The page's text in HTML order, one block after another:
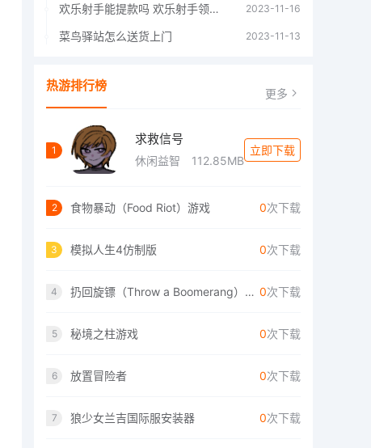
欢乐射手能提款吗 欢乐射手领红包是真的吗 2023-11-16
菜鸟驿站怎么送货上门 2023-11-13
热游排行榜 更多
1
求救信号
休闲益智 112.85MB
立即下载
2 食物暴动（Food Riot）游戏 0次下载
3 模拟人生4仿制版 0次下载
4 扔回旋镖（Throw a Boomerang）手游 0次下载
5 秘境之柱游戏 0次下载
6 放置冒险者 0次下载
7 狼少女兰吉国际服安装器 0次下载